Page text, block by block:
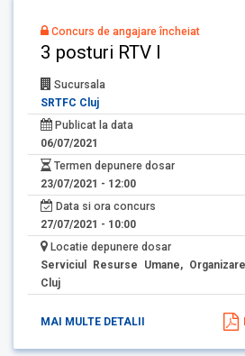
Concurs de angajare încheiat
3 posturi RTV I
Sucursala
SRTFC Cluj
Publicat la data
06/07/2021
Termen depunere dosar
23/07/2021 - 12:00
Data si ora concurs
27/07/2021 - 10:00
Locatie depunere dosar
Serviciul Resurse Umane,
Cluj
MAI MULTE DETALII